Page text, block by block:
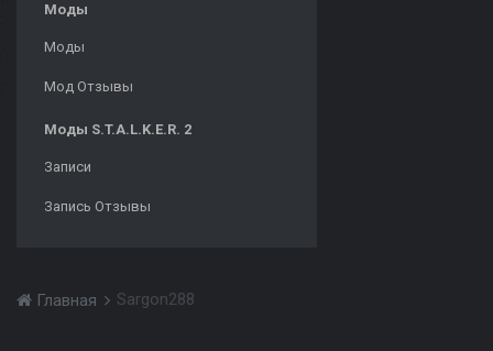
Моды
Моды
Мод Отзывы
Моды S.T.A.L.K.E.R. 2
Записи
Запись Отзывы
Главная Sargon288